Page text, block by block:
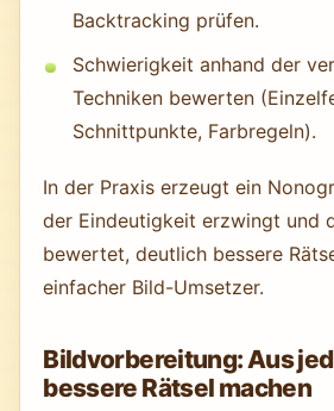
Backtracking prüfen.
Schwierigkeit anhand der
Techniken bewerten
Schnittpunkte, Farbregeln).
In der Praxis erzeugt ein
der Eindeutigkeit erzwingt und
bewertet, deutlich bessere
einfacher Bild-Umsetzer.
Bildvorbereitung: Aus
bessere Rätsel machen